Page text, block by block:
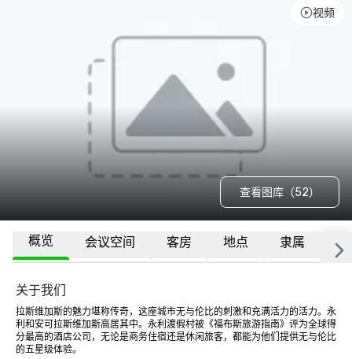
视频
查看图库（52）
概览 会议空间 客房 地点 隶属 更
关于我们
拉斯维加斯的魅力堪称传奇，这座城市无与伦比的刺激和充满活力的活力。永
利和安可拉斯维加斯高居其中。永利渡假村被《福布斯旅游指南》评为全球得
分最高的酒店公司，无论是商务住宿还是休闲旅客，都能为他们提供无与伦比
的五星级体验。